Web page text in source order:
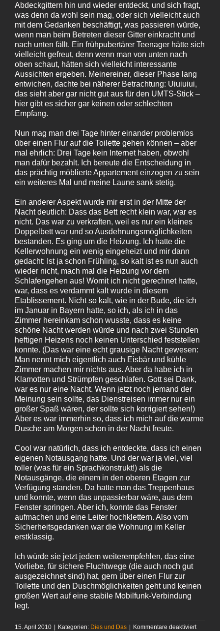
Abdeckgittern hin und wieder entdeckt, und sich fragt,
was denn da wohl sein mag, oder sich vielleicht auch
mit dem Gedanken beschäftigt, was passieren würde,
wenn man beim Betreten dieser Gitter einkracht und
nach unten fällt. Ein frühpubertärer Teenager hätte sich
vielleicht gefreut, denn wenn man von unten nach
oben schaut, hätten sich vielleicht interessante
Aussichten ergeben. Meinereiner, dieser Phase lang
entwichen, dachte bei näherer Betrachtung: Uiuiuiui,
das sieht aber gar nicht gut aus für den UMTS-Stick –
hier gibt es sicher gar keinen oder schlechten
Empfang.
Nun mag man drei Tage hinter einander problemlos
über einen Flur auf die Toilette gehen können – aber
mal ehrlich: Drei Tage kein Internet haben, obwohl
man dafür bezahlt. Ich bereute die Entscheidung in
das prächtig möblierte Appartement einzogen zu sein
ein weiteres Mal und meine Laune sank stetig.
Ein anderer Aspekt wurde mir erst in der Mitte der
Nacht deutlich: Dass das Bett recht klein war, war es
nicht. Das war zu verkraften, weil es nur ein kleines
Doppelbett war und so Ausdehnungsmöglichkeiten
bestanden. Es ging um die Heizung. Ich hatte die
Kellerwohnung ein wenig eingeheizt und mir dann
gedacht: Ist ja schon Frühling, so kalt ist es nun auch
wieder nicht, mach mal die Heizung vor dem
Schlafengehen aus! Womit ich nicht gerechnet hatte,
war, dass es verdammt kalt wurde in diesem
Etablissement. Nicht so kalt, wie in der Bude, die ich
im Januar in Bayern hatte, so ich, als ich in das
Zimmer hereinkam schon wusste, dass es keine
schöne Nacht werden würde und nach zwei Stunden
heftigen Heizens noch keinen Unterschied feststellen
konnte. (Das war eine echt grausige Nacht gewesen:
Man nennt mich eigentlich auch Eisbär und kühle
Zimmer machen mir nichts aus. Aber da habe ich in
Klamotten und Strümpfen geschlafen. Gott sei Dank,
war es nur eine Nacht. Wenn jetzt noch jemand der
Meinung sein sollte, das Dienstreisen immer nur ein
großer Spaß wären, der sollte sich korrigiert sehen!)
Aber es war immerhin so, dass ich mich auf die warme
Dusche am Morgen schon in der Nacht freute.
Cool war natürlich, dass ich entdeckte, dass ich einen
eigenen Notausgang hatte. Und der war ja viel, viel
toller (was für ein Sprachkonstrukt!) als die
Notausgänge, die einem in den oberen Etagen zur
Verfügung standen. Da hatte man das Treppenhaus
und konnte, wenn das unpassierbar wäre, aus dem
Fenster springen. Aber ich, konnte das Fenster
aufmachen und eine Leiter hochklettern. Also vom
Sicherheitsgedanken war die Wohnung im Keller
erstklassig.
Ich würde sie jetzt jedem weiterempfehlen, das eine
Vorliebe, für sichere Fluchtwege (die auch noch gut
ausgezeichnet sind) hat, gern über einen Flur zur
Toilette und den Duschmöglichkeiten geht und keinen
großen Wert auf eine stabile Mobilfunk-Verbindung
legt.
15. April 2010 | Kategorien: Dies und Das | Kommentare deaktiviertfür